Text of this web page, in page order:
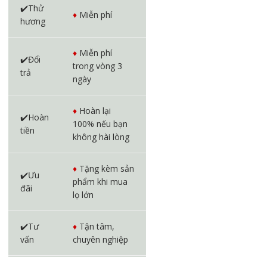
✔️Thử
hương
♦️ Miễn phí
✔️Đổi
trả
♦️ Miễn phí
trong vòng 3
ngày
✔️Hoàn
tiền
♦️ Hoàn lại
100% nếu bạn
không hài lòng
✔️Ưu
đãi
♦️ Tặng kèm sản
phẩm khi mua
lọ lớn
✔️Tư
vấn
♦️ Tận tâm,
chuyên nghiệp